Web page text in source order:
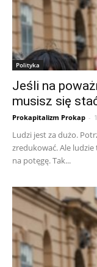
Polityka
Jeśli na
musisz się
Prokapitalizm Prokap -
Ludzi jest za dużo.
zredukować. Ale ludzie
na potęgę. Tak...